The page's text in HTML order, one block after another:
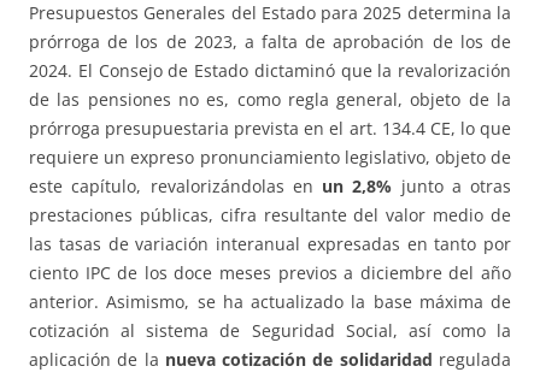
Presupuestos Generales del Estado para 2025 determina la
prórroga de los de 2023, a falta de aprobación de los de
2024. El Consejo de Estado dictaminó que la revalorización
de las pensiones no es, como regla general, objeto de la
prórroga presupuestaria prevista en el art. 134.4 CE, lo que
requiere un expreso pronunciamiento legislativo, objeto de
este capítulo, revalorizándolas en un 2,8% junto a otras
prestaciones públicas, cifra resultante del valor medio de
las tasas de variación interanual expresadas en tanto por
ciento IPC de los doce meses previos a diciembre del año
anterior. Asimismo, se ha actualizado la base máxima de
cotización al sistema de Seguridad Social, así como la
aplicación de la nueva cotización de solidaridad regulada